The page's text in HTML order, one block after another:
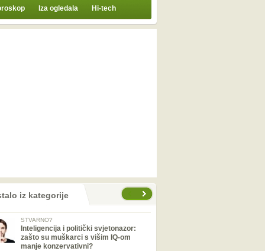
Iza ogledala Hi-tech
iz kategorije
STVARNO?
Inteligencija i politički svjetonazor:
zašto su muškarci s višim IQ-om
manje konzervativni?